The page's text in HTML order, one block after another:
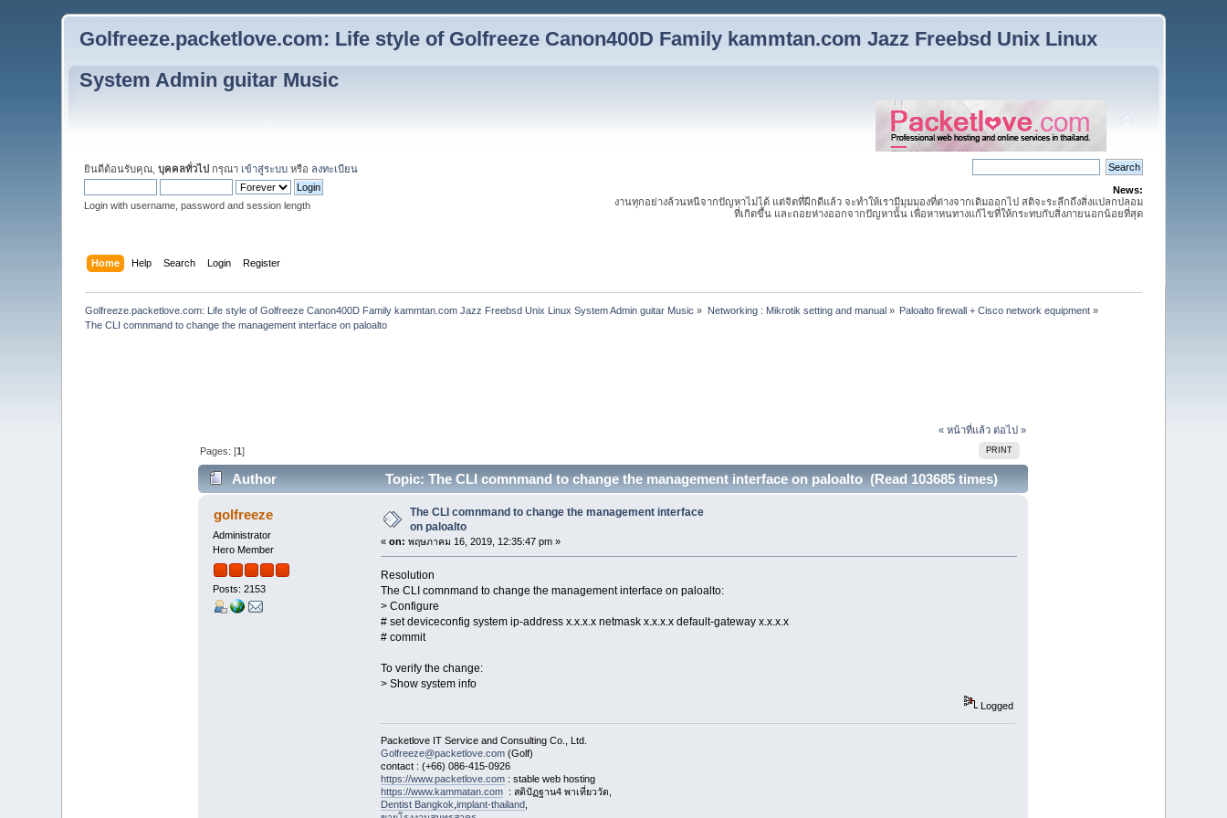
Golfreeze.packetlove.com: Life style of Golfreeze Canon400D Family kammtan.com Jazz Freebsd Unix Linux
System Admin guitar Music
ยินดีต้อนรับคุณ,บุคคลทั่วไป กรุณา เข้าสู่ระบบ หรือ ลงทะเบียน
Login with username, password and session length
News:
งานทุกอย่างล้วนหนีจากปัญหาไม่ได้ แต่จิตที่ฝึกดีแล้ว จะทำให้เรามีมุมมองที่ต่างจากเดิมออกไป สติจะระลึกถึงสิ่งแปลกปลอม
ที่เกิดขึ้น และถอยห่างออกจากปัญหานั้น เพื่อหาหนทางแก้ไขที่ให้กระทบกับสิ่งภายนอกน้อยที่สุด
Home Help Search Login Register
Golfreeze.packetlove.com: Life style of Golfreeze Canon400D Family kammtan.com Jazz Freebsd Unix Linux System Admin guitar Music » Networking : Mikrotik setting and manual» Paloalto firewall + Cisco network equipment »
The CLI comnmand to change the management interface on paloalto
« หน้าที่แล้ว ต่อไป »
PRINT
Pages: [1]
Author Topic: The CLI comnmand to change the management interface on paloalto (Read 103685 times)
golfreeze
Administrator
Hero Member
Posts: 2153
The CLI comnmand to change the management interface
on paloalto
« on: พฤษภาคม 16, 2019, 12:35:47 pm »
Resolution
The CLI comnmand to change the management interface on paloalto:
> Configure
# set deviceconfig system ip-address x.x.x.x netmask x.x.x.x default-gateway x.x.x.x
# commit
To verify the change:
> Show system info
Logged
Packetlove IT Service and Consulting Co., Ltd.
Golfreeze@packetlove.com(Golf)
contact : (+66) 086-415-0926
https://www.packetlove.com: stable web hosting
https://www.kammatan.com: สติปัฏฐาน4 พาเที่ยววัด,
Dentist Bangkok implant-thailand,